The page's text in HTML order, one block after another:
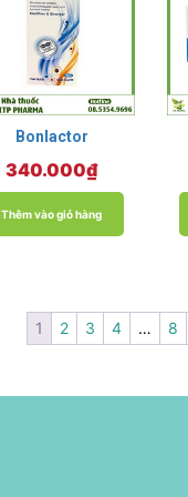
Bonlactor
340.000₫
Thêm vào giỏ hàng
1 2 3 4 … 8